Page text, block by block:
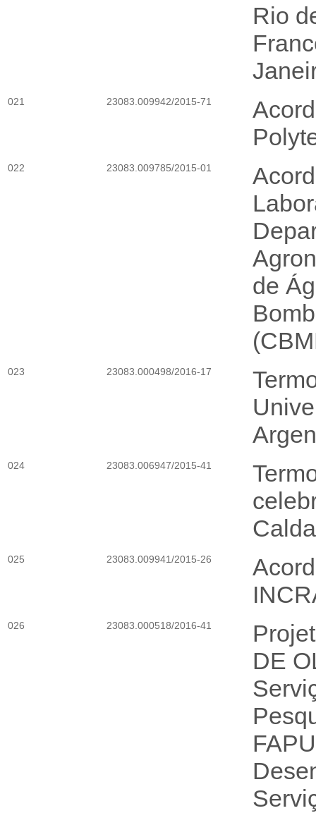
Rio
021 23083.009942/2015-71
022 23083.009785/2015-01
de
023 23083.000498/2016-17
024 23083.006947/2015-41
025 23083.009941/2015-26
026 23083.000518/2016-41
DE